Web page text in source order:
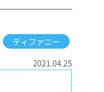
ティファニー
2021.04.25